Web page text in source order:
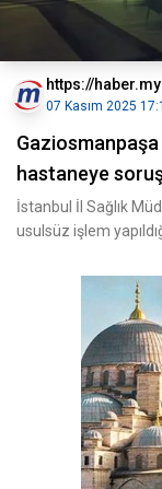
https://
07 Kasım 2025
hastaneye
İstanbul İl Sağlık
usulsüz işlem